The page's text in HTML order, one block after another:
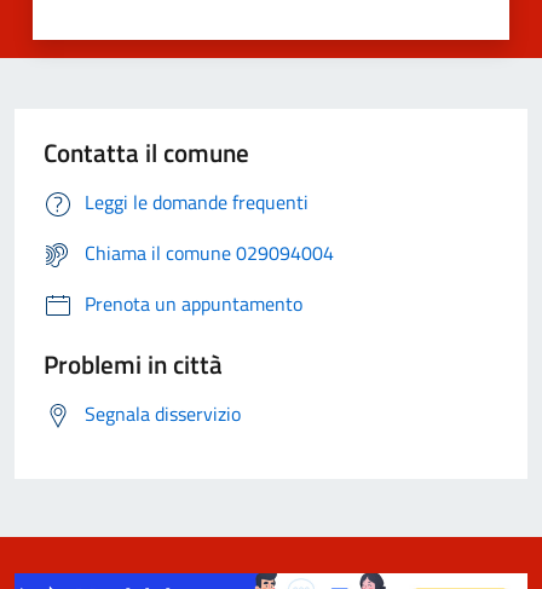
Contatta il comune
Leggi le domande frequenti
Chiama il comune 029094004
Prenota un appuntamento
Problemi in città
Segnala disservizio